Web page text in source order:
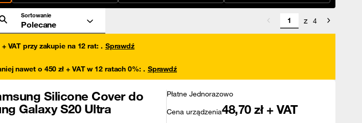
Sortowanie
Polecane z 4
VAT przy zakupie na 12 rat: . Sprawdź
nawet o 450 zł + VAT w 12 ratach 0%: . Sprawdź
Silicone Cover do
Galaxy S20 Ultra
Płatne Jednorazowo
Cena urządzenia48,70 zł + VAT